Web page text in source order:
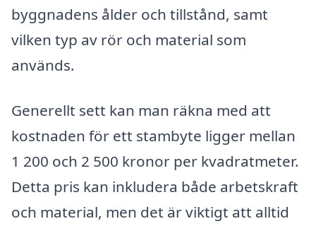
byggnadens ålder och tillstånd, samt
vilken typ av rör och material som
används.
Generellt sett kan man räkna med att
kostnaden för ett stambyte ligger mellan
1 200 och 2 500 kronor per kvadratmeter.
Detta pris kan inkludera både arbetskraft
och material, men det är viktigt att alltid